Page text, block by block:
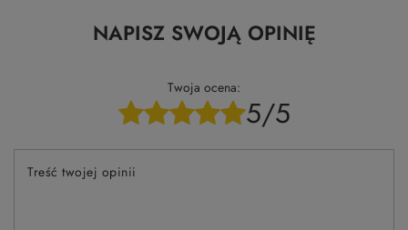
NAPISZ SWOJĄ OPINIĘ
Twoja ocena:
5/5
Treść twojej opinii